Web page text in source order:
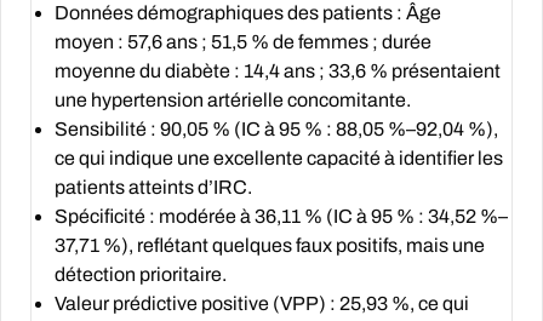
Données démographiques des patients : Âge
moyen : 57,6 ans ; 51,5 % de femmes ; durée
moyenne du diabète : 14,4 ans ; 33,6 % présentaient
une hypertension artérielle concomitante.
Sensibilité : 90,05 % (IC à 95 % : 88,05 %–92,04 %),
ce qui indique une excellente capacité à identifier les
patients atteints d’IRC.
Spécificité : modérée à 36,11 % (IC à 95 % : 34,52 %–
37,71 %), reflétant quelques faux positifs, mais une
détection prioritaire.
Valeur prédictive positive (VPP) : 25,93 %, ce qui